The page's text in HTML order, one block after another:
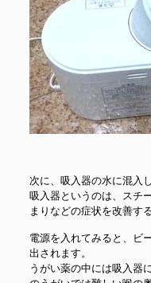
次に、吸入器の水に混入
吸入器というのは、スチ
まりなどの症状を改善す
電源を入れてみると、ビ
出されます。
うがい薬の中には吸入器